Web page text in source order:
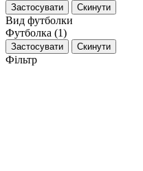
Застосувати Скинути
Вид футболки
Футболка (1)
Застосувати Скинути
Фільтр